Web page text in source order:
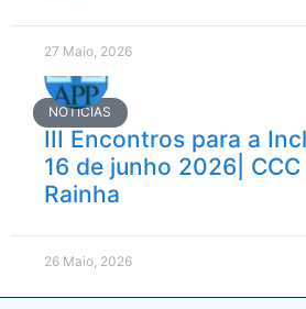
27 Maio, 2026
NOTÍCIAS
III Encontros para a
16 de junho 2026|
Rainha
26 Maio, 2026